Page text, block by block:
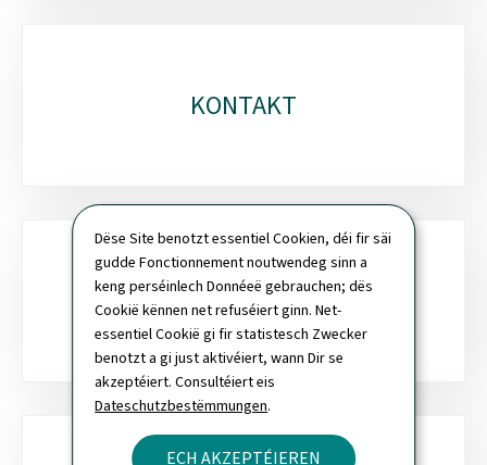
Dëse Site benotzt essentiel Cookien, déi fir säi
gudde Fonctionnement noutwendeg sinn a
keng perséinlech Donnéeë gebrauchen; dës
Cookië kënnen net refuséiert ginn. Net-
essentiel Cookië gi fir statistesch Zwecker
benotzt a gi just aktivéiert, wann Dir se
akzeptéiert. Consultéiert eis
Dateschutzbestëmmungen.
ECH AKZEPTÉIEREN
KONTAKT
SICH